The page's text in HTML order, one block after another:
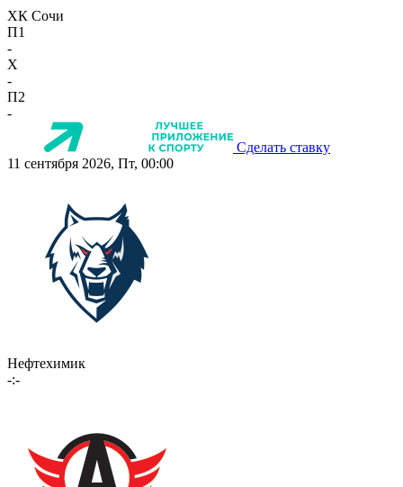
ХК Сочи
П1
-
X
-
П2
-
Сделать ставку
11 сентября 2026, Пт, 00:00
Нефтехимик
-:-